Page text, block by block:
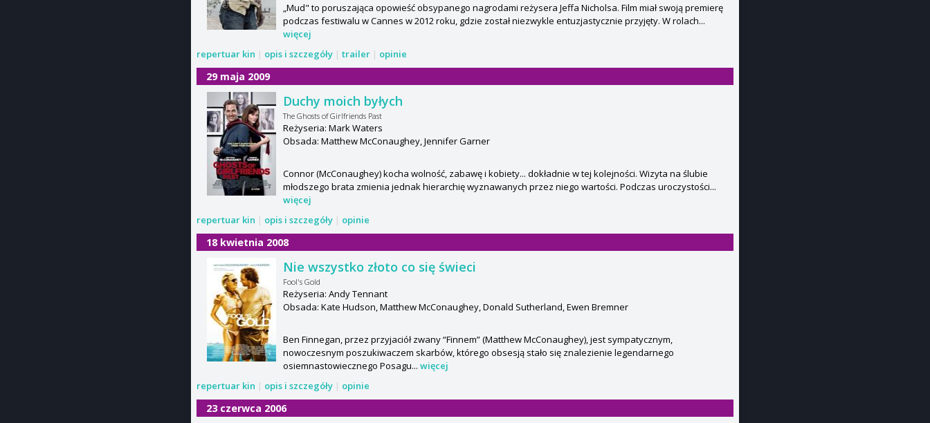
„Mud" to poruszająca opowieść obsypanego nagrodami reżysera Jeffa Nicholsa. Film miał swoją premierę
podczas festiwalu w Cannes w 2012 roku, gdzie został niezwykle entuzjastycznie przyjęty. W rolach...
więcej
repertuar kin | opis i szczegóły | trailer | opinie
29 maja 2009
Duchy moich byłych
The Ghosts of Girlfriends Past
Reżyseria: Mark Waters
Obsada: Matthew McConaughey, Jennifer Garner
Connor (McConaughey) kocha wolność, zabawę i kobiety... dokładnie w tej kolejności. Wizyta na ślubie
młodszego brata zmienia jednak hierarchię wyznawanych przez niego wartości. Podczas uroczystości...
więcej
repertuar kin | opis i szczegóły | opinie
18 kwietnia 2008
Nie wszystko złoto co się świeci
Fool's Gold
Reżyseria: Andy Tennant
Obsada: Kate Hudson, Matthew McConaughey, Donald Sutherland, Ewen Bremner
Ben Finnegan, przez przyjaciół zwany “Finnem” (Matthew McConaughey), jest sympatycznym,
nowoczesnym poszukiwaczem skarbów, którego obsesją stało się znalezienie legendarnego
osiemnastowiecznego Posagu... więcej
repertuar kin | opis i szczegóły | opinie
23 czerwca 2006